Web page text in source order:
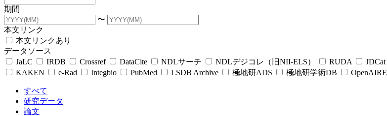
期間
〜
本文リンク
本文リンクあり
データソース
JaLC
IRDB Crossref DataCite NDLサーチ NDLデジコレ（旧NII-ELS） RUDA JDCat
KAKEN
e-Rad Integbio PubMed LSDB Archive 極地研ADS 極地研学術DB OpenAIRE
すべて
研究データ
論文